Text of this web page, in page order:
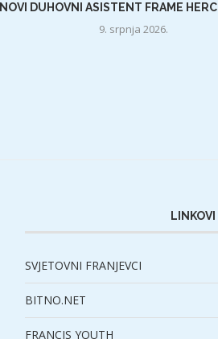
NOVI DUHOVNI ASISTENT FRAME
9. srpnja 2026.
LINKOVI
SVJETOVNI FRANJEVCI
BITNO.NET
FRANCIS YOUTH